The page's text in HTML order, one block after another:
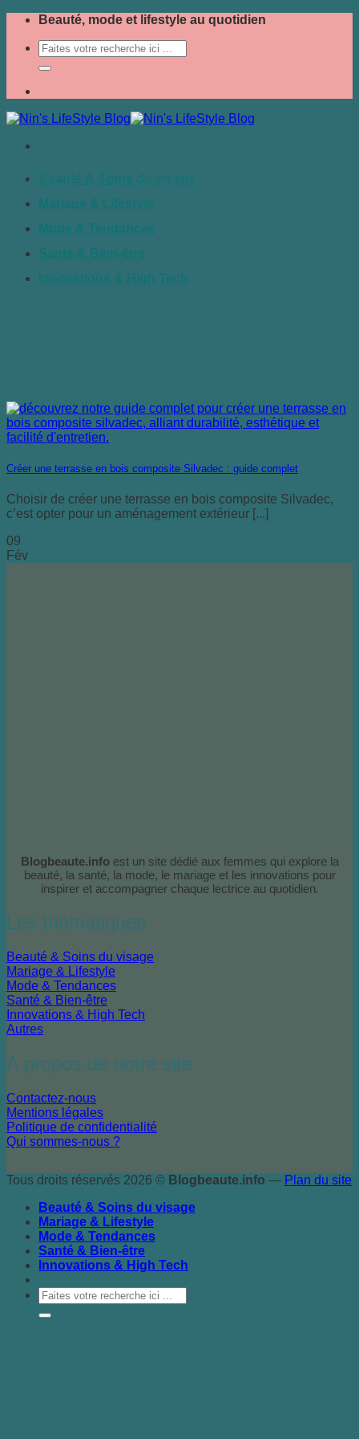
Passer
contenu
Beauté, mode et lifestyle au quotidien
Beauté & Soins du visage
Mariage & Lifestyle
Mode & Tendances
Santé & Bien-être
Innovations & High Tech
Créer une terrasse en bois composite Silvadec : guide complet
Choisir de créer une terrasse en bois composite Silvadec,
c’est opter pour un aménagement extérieur [...]
09
Fév
Blogbeaute.infoest un site dédié aux femmes qui explore la
beauté, la santé, la mode, le mariage et les innovations pour
inspirer et accompagner chaque lectrice au quotidien.
Les thématiques
Beauté & Soins du visage
Mariage & Lifestyle
Mode & Tendances
Santé & Bien-être
Innovations & High Tech
Autres
A propos de notre site
Contactez-nous
Mentions légales
Politique de confidentialité
Qui sommes-nous ?
Tous droits réservés 2026 © Blogbeaute.info — Plan du site
Beauté & Soins du visage
Mariage & Lifestyle
Mode & Tendances
Santé & Bien-être
Innovations & High Tech